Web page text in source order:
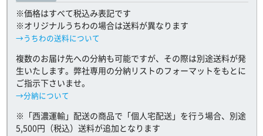
※価格はすべて税込み表記です
※オリジナルうちわの場合は送料が異なります
→うちわの送料について
複数のお届け先への分納も可能ですが、その際は別途送料が発
生いたします。弊社専用の分納リストのフォーマットをもとに
ご指示下さいませ。
→分納について
※「西濃運輸」配送の商品で「個人宅配送」を行う場合、別途
5,500円（税込）送料が追加となります